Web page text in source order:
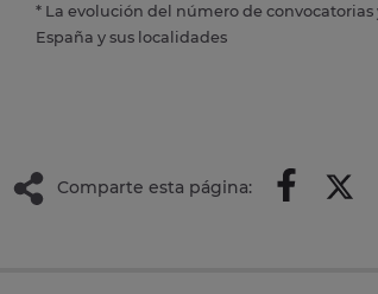
* La evolución del número de convocatorias
España y sus localidades
Comparte esta página: